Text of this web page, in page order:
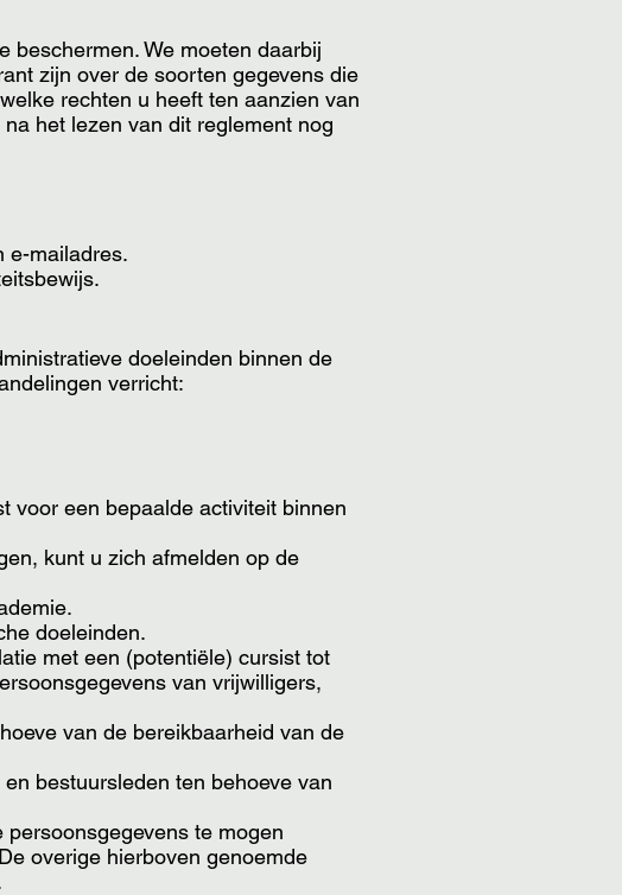
beschermen. We moeten daarbij
zijn over de soorten gegevens die
rechten u heeft ten aanzien van
het lezen van dit reglement nog
e-mailadres.
doeleinden binnen de
verricht:
voor een bepaalde activiteit binnen
kunt u zich afmelden op de
doeleinden.
met een (potentiële) cursist tot
van vrijwilligers,
van de bereikbaarheid van de
bestuursleden ten behoeve van
te mogen
overige hierboven genoemde